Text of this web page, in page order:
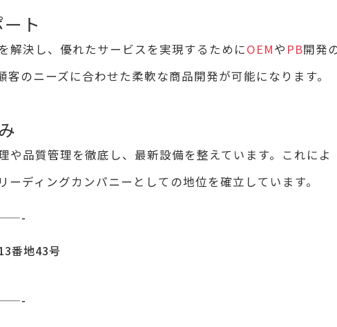
ト
解決し、優れたサービスを実現するためにOEMや PB開発
のニーズに合わせた柔軟な商品開発が可能になります。
や品質管理を徹底し、最新設備を整えています。これによ
ディングカンパニーとしての地位を確立しています。
番地43号